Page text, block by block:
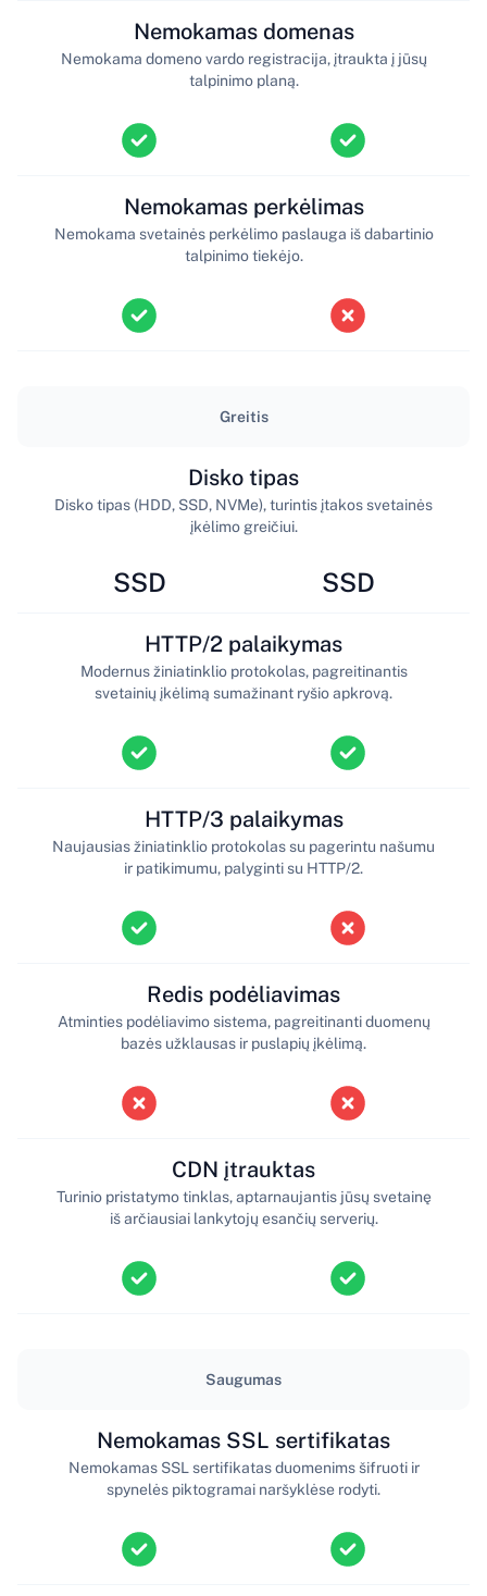
Nemokamas domenas
Nemokama domeno vardo registracija, įtraukta į jūsų
talpinimo planą.
Nemokamas perkėlimas
Nemokama svetainės perkėlimo paslauga iš dabartinio
talpinimo tiekėjo.
Greitis
SSD
Disko tipas
Disko tipas (HDD, SSD, NVMe), turintis įtakos svetainės
įkėlimo greičiui.
SSD
HTTP/2 palaikymas
Modernus žiniatinklio protokolas, pagreitinantis
svetainių įkėlimą sumažinant ryšio apkrovą.
HTTP/3 palaikymas
Naujausias žiniatinklio protokolas su pagerintu našumu
ir patikimumu, palyginti su HTTP/2.
Redis podėliavimas
Atminties podėliavimo sistema, pagreitinanti duomenų
bazės užklausas ir puslapių įkėlimą.
CDN įtrauktas
Turinio pristatymo tinklas, aptarnaujantis jūsų svetainę
iš arčiausiai lankytojų esančių serverių.
Saugumas
Nemokamas SSL sertifikatas
Nemokamas SSL sertifikatas duomenims šifruoti ir
spynelės piktogramai naršyklėse rodyti.